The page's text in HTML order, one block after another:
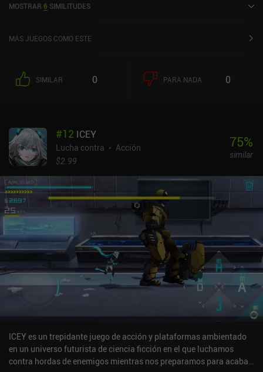
MOSTRAR 6 SIMILITUDES
MÁS JUEGOS COMO ESTE
SIMILAR 0 PARA NADA 0
#12 ICEY
Lucha contra
Acción
$2.99
75%
similar
ICEY es un trepidante juego de acción y plataformas ambientado
en un universo futurista de ciencia ficción en el que luchamos
contra hordas de enemigos mientras nos preparamos para acabar